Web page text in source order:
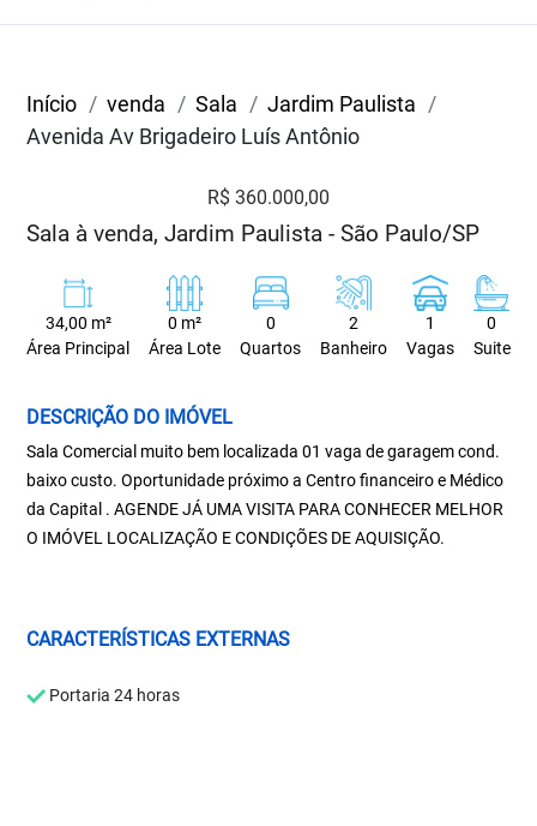
Início venda Sala
Jardim Paulista
Avenida Av Brigadeiro Luís Antônio
R$ 360.000,00
Sala à venda, Jardim Paulista - São Paulo/SP
34,00 m²
Área Principal
0 m²
Área Lote
0
Quartos
2
Banheiro
1
Vagas
0
Suite
DESCRIÇÃO DO IMÓVEL
Sala Comercial muito bem localizada 01 vaga de garagem cond.
baixo custo. Oportunidade próximo a Centro financeiro e Médico
da Capital . AGENDE JÁ UMA VISITA PARA CONHECER MELHOR
O IMÓVEL LOCALIZAÇÃO E CONDIÇÕES DE AQUISIÇÃO.
CARACTERÍSTICAS EXTERNAS
Portaria 24 horas